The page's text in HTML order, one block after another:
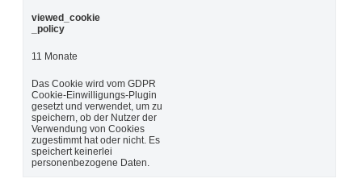
viewed_cookie
_policy
11 Monate
Das Cookie wird vom GDPR
Cookie-Einwilligungs-Plugin
gesetzt und verwendet, um zu
speichern, ob der Nutzer der
Verwendung von Cookies
zugestimmt hat oder nicht. Es
speichert keinerlei
personenbezogene Daten.